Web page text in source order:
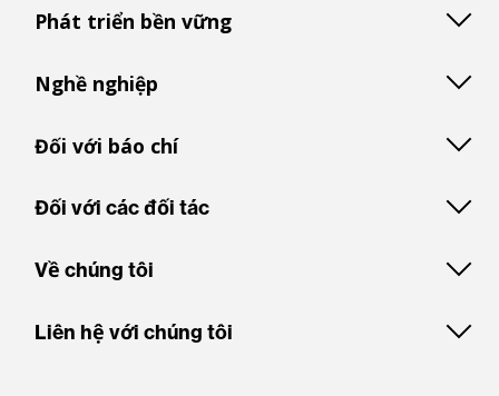
Phát triển bền vững
Nghề nghiệp
Đối với báo chí
Đối với các đối tác
Về chúng tôi
Liên hệ với chúng tôi